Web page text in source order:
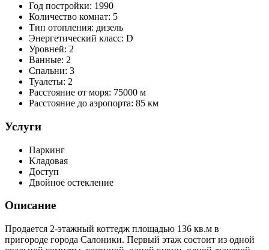
Год постройки: 1990
Количество комнат: 5
Тип отопления: дизель
Энергетический класс: D
Уровней: 2
Ванные: 2
Спальни: 3
Туалеты: 2
Расстояние от моря: 75000 м
Расстояние до аэропорта: 85 км
Услуги
Паркинг
Kладовая
Доступ
Двойное остекление
Описание
Продается 2-этажный коттедж площадью 136 кв.м в
пригороде города Салоники. Первый этаж состоит из одной